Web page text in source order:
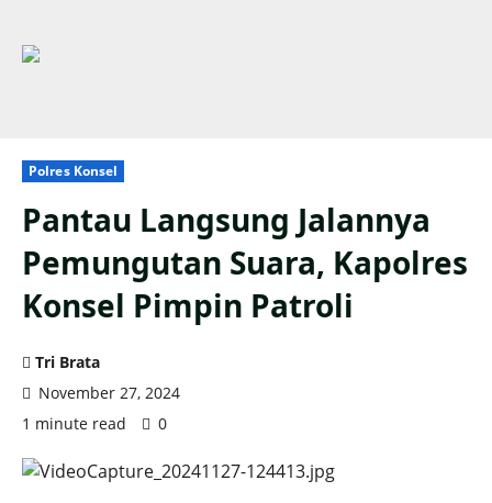
Polres Konsel
Pantau Langsung Jalannya
Pemungutan Suara, Kapolres
Konsel Pimpin Patroli
Tri Brata
November 27, 2024
1 minute read
0